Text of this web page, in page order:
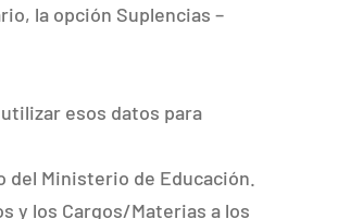
la opción Suplencias –
utilizar esos datos para
del Ministerio de Educación.
y los Cargos/Materias a los